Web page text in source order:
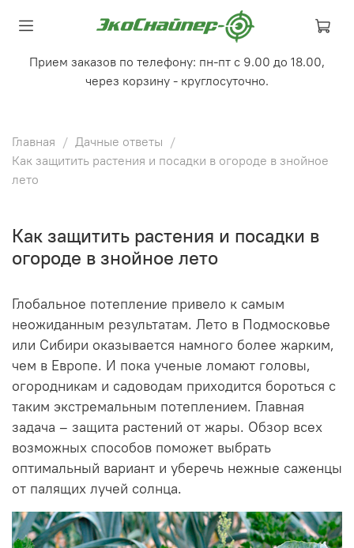
Прием заказов по телефону: пн-пт с 9.00 до 18.00,
через корзину - круглосуточно.
Главная
Дачные ответы
Как защитить растения и посадки в огороде в знойное
лето
Как защитить растения и посадки в
огороде в знойное лето
Глобальное потепление привело к самым
неожиданным результатам. Лето в Подмосковье
или Сибири оказывается намного более жарким,
чем в Европе. И пока ученые ломают головы,
огородникам и садоводам приходится бороться с
таким экстремальным потеплением. Главная
задача – защита растений от жары. Обзор всех
возможных способов поможет выбрать
оптимальный вариант и уберечь нежные саженцы
от палящих лучей солнца.